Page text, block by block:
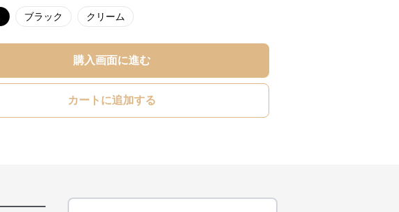
ブラック クリーム
購入画面に進む
カートに追加する